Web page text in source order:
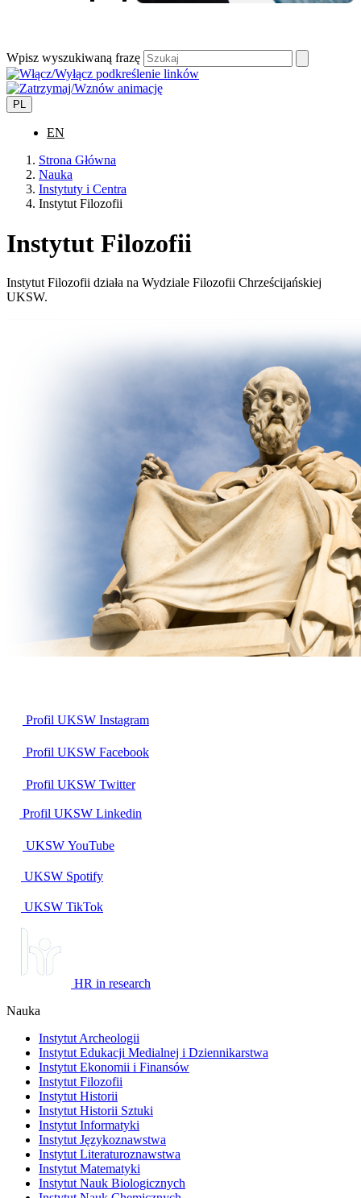
Wpisz wyszukiwaną frazę
PL
EN
Strona Główna
Nauka
Instytuty i Centra
Instytut Filozofii
Instytut Filozofii
Instytut Filozofii działa na Wydziale Filozofii Chrześcijańskiej
UKSW.
Profil UKSW Instagram
Profil UKSW Facebook
Profil UKSW Twitter
Profil UKSW Linkedin
UKSW YouTube
UKSW Spotify
UKSW TikTok
HR in research
Nauka
Instytut Archeologii
Instytut Edukacji Medialnej i Dziennikarstwa
Instytut Ekonomii i Finansów
Instytut Filozofii
Instytut Historii
Instytut Historii Sztuki
Instytut Informatyki
Instytut Językoznawstwa
Instytut Literaturoznawstwa
Instytut Matematyki
Instytut Nauk Biologicznych